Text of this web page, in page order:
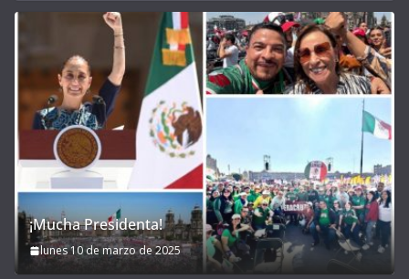
¡Mucha Presidenta!
lunes 10 de marzo de 2025